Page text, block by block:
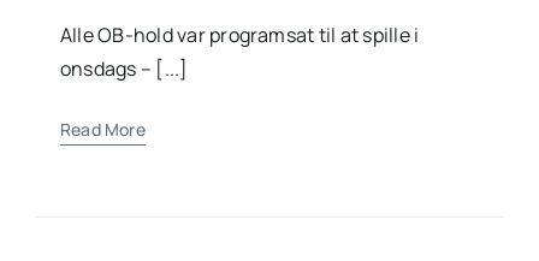
Alle OB-hold var programsat til at spille i
onsdags – [...]
Read More